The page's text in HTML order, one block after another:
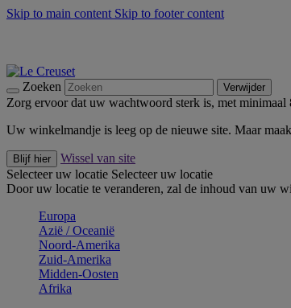
Skip to main content Skip to footer content
Zoeken Verwijder
Zorg ervoor dat uw wachtwoord sterk is, met minimaal
Uw winkelmandje is leeg op de nieuwe site. Maar
Blijf hier
Wissel van site
Selecteer uw locatie Selecteer uw locatie
Door uw locatie te veranderen, zal de inhoud van uw
Europa
Aziё / Oceaniё
Noord-Amerika
Zuid-Amerika
Midden-Oosten
Afrika